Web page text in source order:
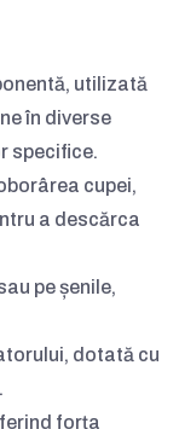
utilizată
în diverse
specifice.
cupei,
a descărca
pe șenile,
dotată cu
forța